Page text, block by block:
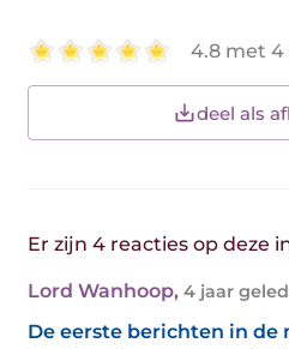
4.8 met
deel als
Er zijn 4 reacties op deze
Lord Wanhoop, 4 jaar
De eerste berichten in de